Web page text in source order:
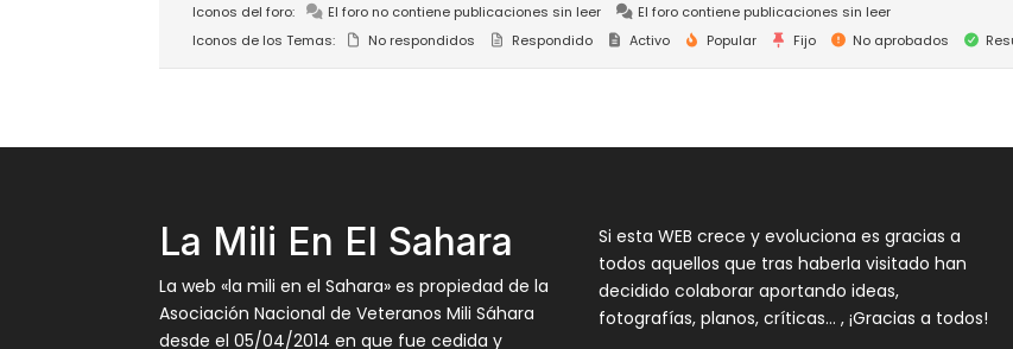
Iconos del foro: El foro no contiene publicaciones sin leer
El foro contiene publicaciones sin leer
Iconos de los Temas:
No respondidos Respondido Activo Popular Fijo No aprobados
La Mili En El Sahara
La web «la mili en el Sahara» es propiedad de la
Asociación Nacional de Veteranos Mili Sáhara
desde el 05/04/2014 en que fue cedida y
Si esta WEB crece y evoluciona es gracias a
todos aquellos que tras haberla visitado han
decidido colaborar aportando ideas,
fotografías, planos, críticas… , ¡Gracias a todos!